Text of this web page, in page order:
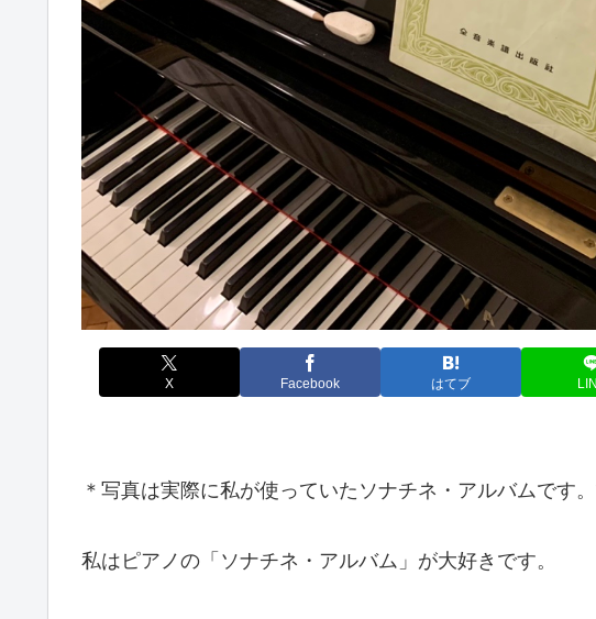
X Facebook はてブ
＊写真は実際に私が使っていたソナチネ・アルバムです
私はピアノの「ソナチネ・アルバム」が大好きです。